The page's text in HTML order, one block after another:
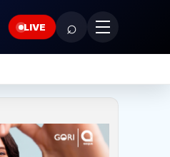
LIVE ⌕